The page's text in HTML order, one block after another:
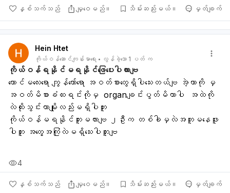
နှစ်သက်သည် မျှဝေမည်။ သိမ်းဆည်းမယ်။ မှတ်ချက်
Hein Htet
ကိုယ်ဝန်ဆောင်ကျန်းမာရေး လွန်ခဲ့သော 1 ပတ် က
ကိုယ်ဝန်ရနိုင်မရနိုင်ဖြေပေးပါလားဗျ
ကောင်မလေးရော ကျွန်တော်ရော အဝတ်စားတွေရှိပါသေးတယ်ဗျ အဲ့တာကို မှ
အဝတ်မိစားခံထးရင်းကိုမှ  organချင်းပွတ်မိတာပါ  အထဲကို
လဲထိုးသွင်းတာမျိုးလည်းမရှိပါဘူး
ကိုယ်ဝန်မရနိိုင်ဘူးမလားဗျ ၂ဦးက တစ်ခါမှလဲအတူမနေဖူး
ပါဘူး အတွေ့အကြုံလဲမရှိသေးပါဘူးဗျ
နှစ်သက်သည် မျှဝေမည်။ သိမ်းဆည်းမယ်။ မှတ်ချက်
4